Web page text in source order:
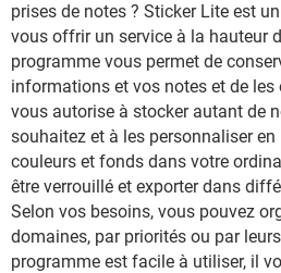
prises de notes ? Sticker Lite est
vous offrir un service à la hauteur
programme vous permet de
informations et vos notes et de
vous autorise à stocker autant de
souhaitez et à les personnaliser
couleurs et fonds dans votre
être verrouillé et exporter dans
Selon vos besoins, vous pouvez
domaines, par priorités ou par
programme est facile à utiliser, il